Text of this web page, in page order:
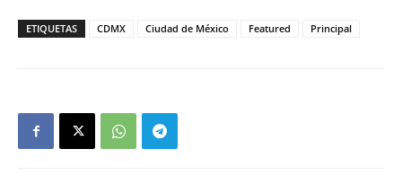
ETIQUETAS CDMX Ciudad de México Featured Principal